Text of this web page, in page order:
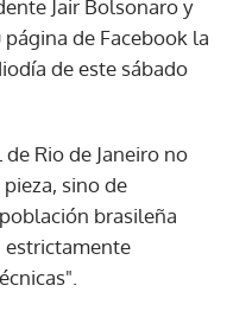
Jair Bolsonaro y
de Facebook la
de este sábado
Rio de Janeiro no
sino de
brasileña
estrictamente